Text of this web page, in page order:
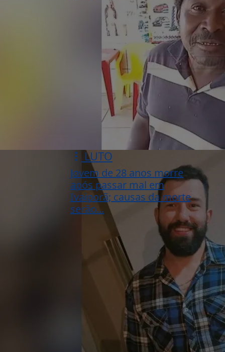
LUTO
Jovem de 28 anos morre
após passar mal em
Ivaiporã; causas da morte
serão...